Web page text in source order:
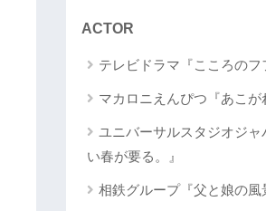
ACTOR
テレビドラマ『こころのフ
マカロニえんぴつ『あこが
ユニバーサルスタジオジ
い春が要る。』
相鉄グループ『父と娘の風